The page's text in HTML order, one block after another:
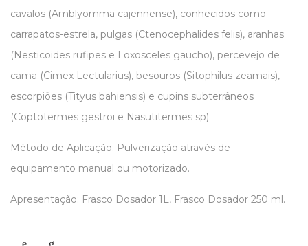
cavalos (Amblyomma cajennense), conhecidos como
carrapatos-estrela, pulgas (Ctenocephalides felis), aranhas
(Nesticoides rufipes e Loxosceles gaucho), percevejo de
cama (Cimex Lectularius), besouros (Sitophilus zeamais),
escorpiões (Tityus bahiensis) e cupins subterrâneos
(Coptotermes gestroi e Nasutitermes sp).
Método de Aplicação: Pulverização através de
equipamento manual ou motorizado.
Apresentação: Frasco Dosador 1L, Frasco Dosador 250 ml.